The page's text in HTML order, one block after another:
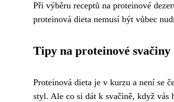
Při výběru receptů na proteinové
proteinová dieta nemusí být vůbec
Tipy na proteinové svačiny
Proteinová dieta je v kurzu a není se
styl. Ale co si dát k svačině, když vás